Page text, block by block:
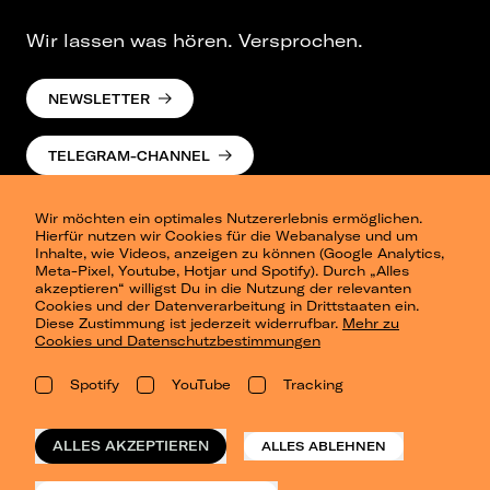
Wir möchten ein optimales Nutzererlebnis ermöglichen.
Hierfür nutzen wir Cookies für die Webanalyse und um
Inhalte, wie Videos, anzeigen zu können (Google Analytics,
Meta-Pixel, Youtube, Hotjar und Spotify). Durch „Alles
akzeptieren“ willigst Du in die Nutzung der relevanten
Cookies und der Datenverarbeitung in Drittstaaten ein.
Diese Zustimmung ist jederzeit widerrufbar. Mehr zu
Cookies und Datenschutzbestimmungen
Spotify YouTube Tracking
ALLES AKZEPTIEREN ALLES ABLEHNEN
Wir lassen was hören. Versprochen.
NEWSLETTER
TELEGRAM-CHANNEL
Presse
Berlin
Dresden
Leipzig
Konzertsommer Petersberg
Vergangene Shows
o_team
Datenschutz